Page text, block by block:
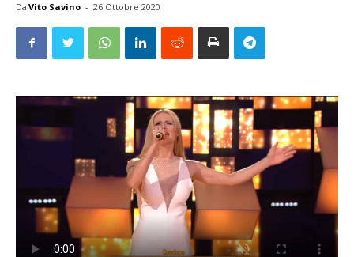
Da Vito Savino - 26 Ottobre 2020